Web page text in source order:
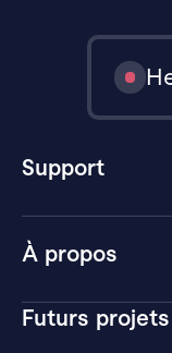
À propos
Futurs
Support